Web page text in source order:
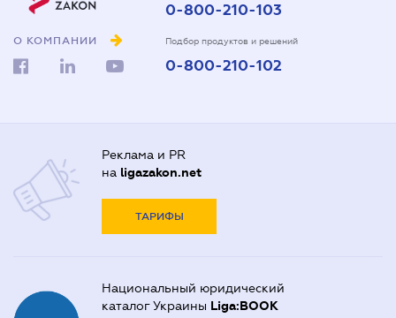
О КОМПАНИИ
0-800-210-103
Подбор продуктов и решений
0-800-210-102
Реклама и PR
на ligazakon.net
ТАРИФЫ
Национальный юридический
каталог Украины Liga:BOOK